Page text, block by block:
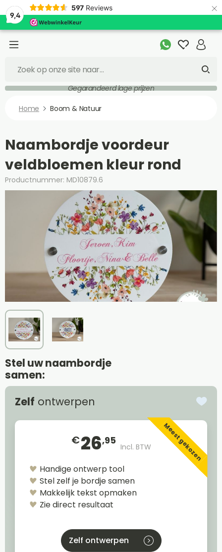
9,4
597 Reviews ×
Gegarandeerd lage prijzen
Home Boom & Natuur
Naambordje voordeur
veldbloemen kleur rond
Productnummer: MD10879.6
Stel uw naambordje
samen:
Zelf ontwerpen
€26,95
Incl. BTW Meest gekozen
Handige ontwerp tool
Stel zelf je bordje samen
Makkelijk tekst opmaken
Zie direct resultaat
Zelf ontwerpen